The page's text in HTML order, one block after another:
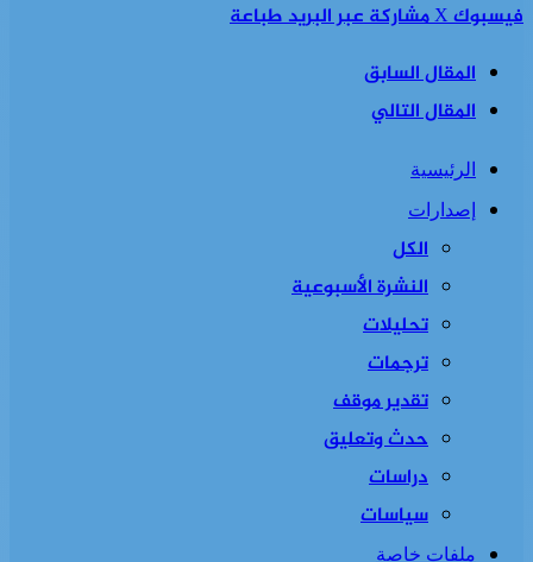
فيسبوك‫Xمشاركة عبر البريدطباعة
المقال السابق
المقال التالي
الرئيسية
إصدارات
الكل
النشرة الأسبوعية
تحليلات
ترجمات
تقدير موقف
حدث وتعليق
دراسات
سياسات
ملفات خاصة